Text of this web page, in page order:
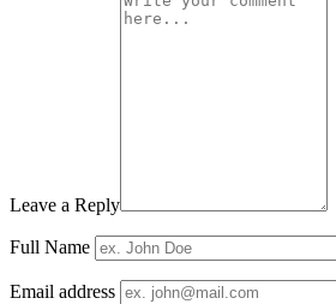
Leave a Reply
Full Name
Email address